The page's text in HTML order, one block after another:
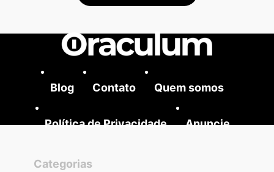
Blog Contato Quem somos
Política de Privacidade Anuncie
Categorias